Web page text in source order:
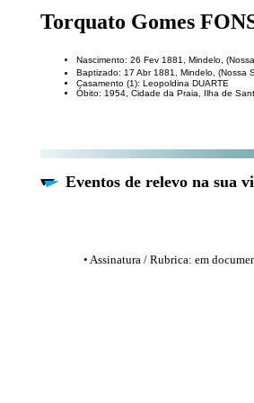
Torquato Gomes
Nascimento: 26 Fev 1881, Mindelo,
Baptizado: 17 Abr 1881, Mindelo, (Nossa
Casamento (1): Leopoldina DUARTE
Óbito: 1954, Cidade da Praia, Ilha de
Eventos de relevo na sua
• Assinatura / Rubrica: em